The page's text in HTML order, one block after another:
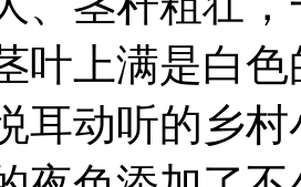
叶上满是白
耳动听的乡